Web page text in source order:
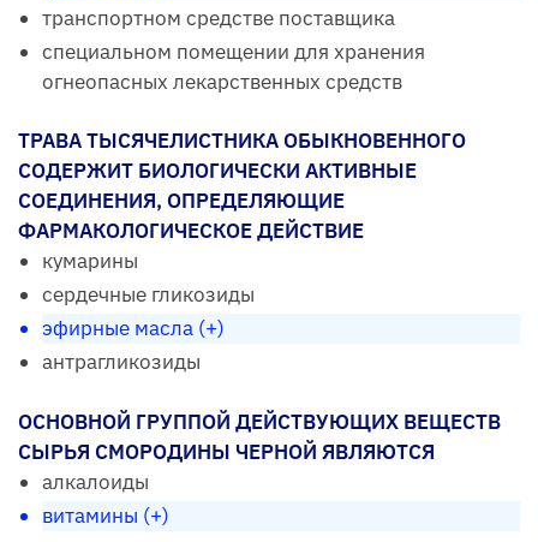
транспортном средстве поставщика
специальном помещении для хранения
огнеопасных лекарственных средств
ТРАВА ТЫСЯЧЕЛИСТНИКА ОБЫКНОВЕННОГО
СОДЕРЖИТ БИОЛОГИЧЕСКИ АКТИВНЫЕ
СОЕДИНЕНИЯ, ОПРЕДЕЛЯЮЩИЕ
ФАРМАКОЛОГИЧЕСКОЕ ДЕЙСТВИЕ
кумарины
сердечные гликозиды
эфирные масла (+)
антрагликозиды
ОСНОВНОЙ ГРУППОЙ ДЕЙСТВУЮЩИХ ВЕЩЕСТВ
СЫРЬЯ СМОРОДИНЫ ЧЕРНОЙ ЯВЛЯЮТСЯ
алкалоиды
витамины (+)